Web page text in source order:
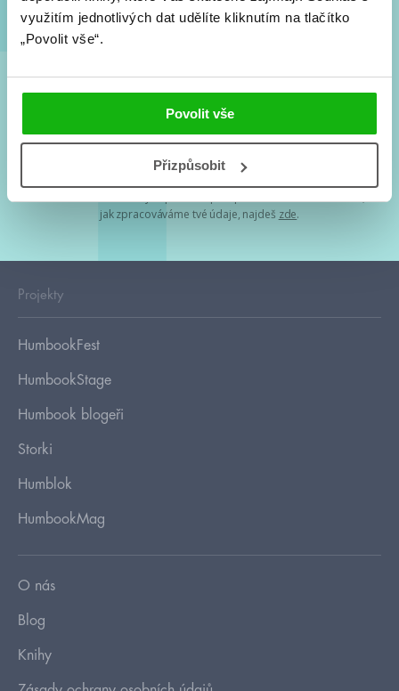
využitím jednotlivých dat udělíte kliknutím na tlačítko
„Povolit vše“.
Povolit vše
Přizpůsobit
Souhlasím spodmínkami zpracování osobních údajů
Tvá e-mailová adresa je u nás v bezpečí. Přečti si
jak zpracováváme tvé údaje, najdeš zde.
Projekty
HumbookFest
HumbookStage
Humbook blogeři
Storki
Humblok
HumbookMag
O nás
Blog
Knihy